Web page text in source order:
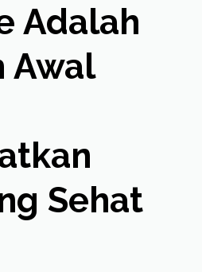
Adalah
Awal
Sehat